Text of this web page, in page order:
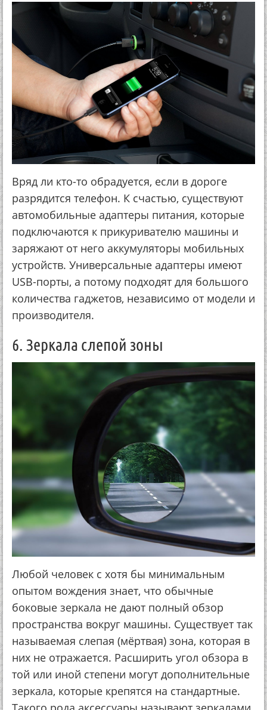
Вряд ли кто-то обрадуется, если в дороге
разрядится телефон. К счастью, существуют
автомобильные адаптеры питания, которые
подключаются к прикуривателю машины и
заряжают от него аккумуляторы мобильных
устройств. Универсальные адаптеры имеют
USB-порты, а потому подходят для большого
количества гаджетов, независимо от модели и
производителя.
6. Зеркала слепой зоны
Любой человек с хотя бы минимальным
опытом вождения знает, что обычные
боковые зеркала не дают полный обзор
пространства вокруг машины. Существует так
называемая слепая (мёртвая) зона, которая в
них не отражается. Расширить угол обзора в
той или иной степени могут дополнительные
зеркала, которые крепятся на стандартные.